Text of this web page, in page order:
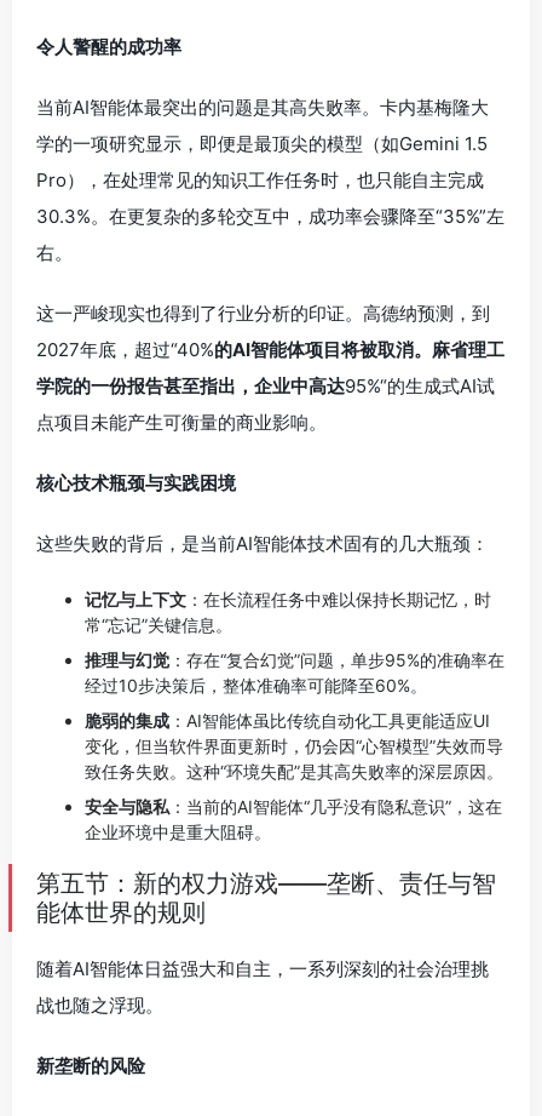
令人警醒的成功率
当前AI智能体最突出的问题是其高失败率。卡内基梅隆大
学的一项研究显示，即便是最顶尖的模型（如Gemini 1.5
Pro），在处理常见的知识工作任务时，也只能自主完成
30.3%。在更复杂的多轮交互中，成功率会骤降至“35%”左
右。
这一严峻现实也得到了行业分析的印证。高德纳预测，到
2027年底，超过“40%的AI智能体项目将被取消。麻省理工
学院的一份报告甚至指出，企业中高达95%“的生成式AI试
点项目未能产生可衡量的商业影响。
核心技术瓶颈与实践困境
这些失败的背后，是当前AI智能体技术固有的几大瓶颈：
记忆与上下文 ：在长流程任务中难以保持长期记忆，时
常“忘记”关键信息。
推理与幻觉 ：存在“复合幻觉”问题，单步95%的准确率在
经过10步决策后，整体准确率可能降至60%。
脆弱的集成 ：AI智能体虽比传统自动化工具更能适应UI
变化，但当软件界面更新时，仍会因“心智模型”失效而导
致任务失败。这种“环境失配”是其高失败率的深层原因。
安全与隐私：当前的AI智能体“几乎没有隐私意识”，这在
企业环境中是重大阻碍。
第五节：新的权力游戏——垄断、责任与智
能体世界的规则
随着AI智能体日益强大和自主，一系列深刻的社会治理挑
战也随之浮现。
新垄断的风险